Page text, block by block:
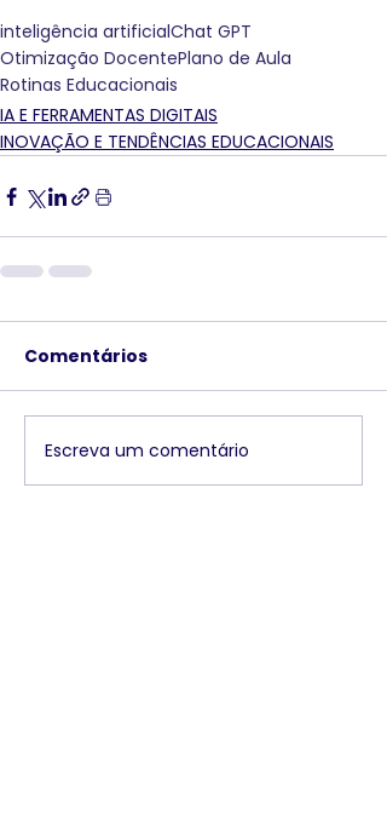
inteligência artificialChat GPT
Otimização DocentePlano de Aula
Rotinas Educacionais
IA E FERRAMENTAS DIGITAIS
INOVAÇÃO E TENDÊNCIAS EDUCACIONAIS
Comentários
Escreva um comentário